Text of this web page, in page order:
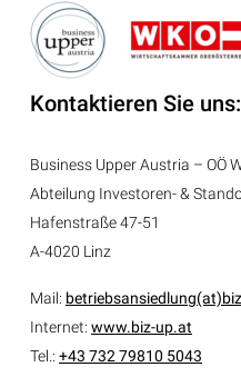
Kontaktieren Sie uns:
Business Upper Austria – OÖ
Abteilung Investoren- &
Hafenstraße 47-51
A-4020 Linz
Mail:
Internet: www.biz-up.at
Tel.: +43 732 79810 5043